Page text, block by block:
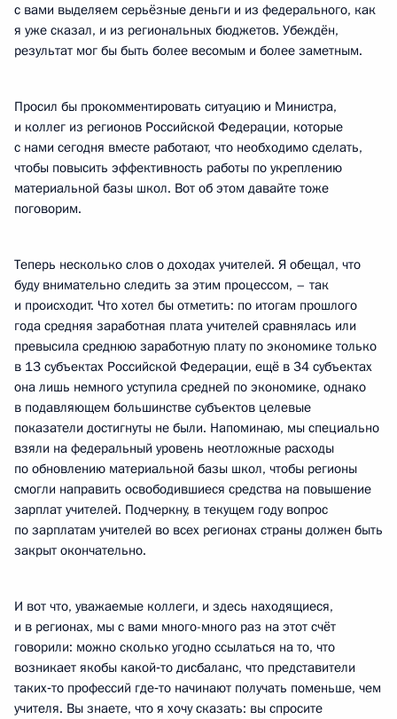
с вами выделяем серьёзные деньги и из федерального, как
я уже сказал, и из региональных бюджетов. Убеждён,
результат мог бы быть более весомым и более заметным.
Просил бы прокомментировать ситуацию и Министра,
и коллег из регионов Российской Федерации, которые
с нами сегодня вместе работают, что необходимо сделать,
чтобы повысить эффективность работы по укреплению
материальной базы школ. Вот об этом давайте тоже
поговорим.
Теперь несколько слов о доходах учителей. Я обещал, что
буду внимательно следить за этим процессом, – так
и происходит. Что хотел бы отметить: по итогам прошлого
года средняя заработная плата учителей сравнялась или
превысила среднюю заработную плату по экономике только
в 13 субъектах Российской Федерации, ещё в 34 субъектах
она лишь немного уступила средней по экономике, однако
в подавляющем большинстве субъектов целевые
показатели достигнуты не были. Напоминаю, мы специально
взяли на федеральный уровень неотложные расходы
по обновлению материальной базы школ, чтобы регионы
смогли направить освободившиеся средства на повышение
зарплат учителей. Подчеркну, в текущем году вопрос
по зарплатам учителей во всех регионах страны должен быть
закрыт окончательно.
И вот что, уважаемые коллеги, и здесь находящиеся,
и в регионах, мы с вами много-много раз на этот счёт
говорили: можно сколько угодно ссылаться на то, что
возникает якобы какой‑то дисбаланс, что представители
таких‑то профессий где‑то начинают получать поменьше, чем
учителя. Вы знаете, что я хочу сказать: вы спросите